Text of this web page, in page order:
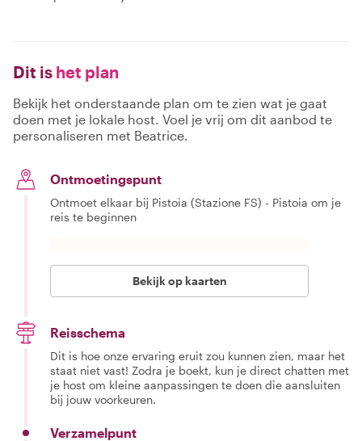
Dit is het plan
Bekijk het onderstaande plan om te zien wat je gaat
doen met je lokale host. Voel je vrij om dit aanbod te
personaliseren met Beatrice.
Ontmoetingspunt
Ontmoet elkaar bij Pistoia (Stazione FS) - Pistoia om je
reis te beginnen
Bekijk op kaarten
Reisschema
Dit is hoe onze ervaring eruit zou kunnen zien, maar het
staat niet vast! Zodra je boekt, kun je direct chatten met
je host om kleine aanpassingen te doen die aansluiten
bij jouw voorkeuren.
Verzamelpunt